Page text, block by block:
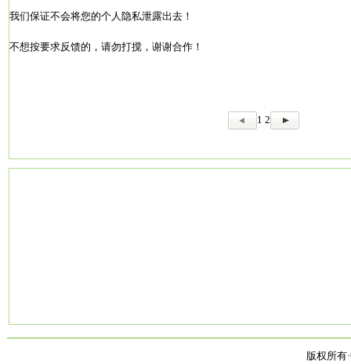
我们保证不会将您的个人隐私泄露出去！
不想按要求反馈的，请勿打搅，谢谢合作！
1 2
版权所有